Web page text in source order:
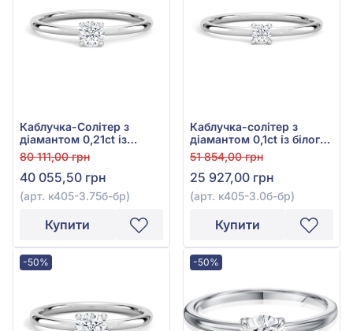
Каблучка-Солітер з
діамантом 0,21ct із
білого золота 585°, арт.
к405-3.75б-бр
80 111,00 грн
40 055,50 грн
(арт. к405-3.75б-бр)
Купити
Каблучка-солітер з
діамантом 0,1ct із білого
золота 585°, арт. к405-
3.0б-бр
51 854,00 грн
25 927,00 грн
(арт. к405-3.0б-бр)
Купити
-50% -50%